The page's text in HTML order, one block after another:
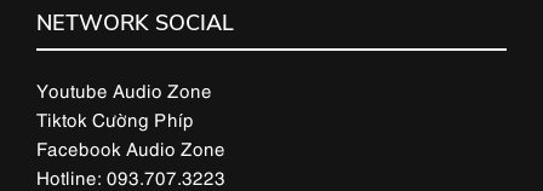
NETWORK SOCIAL
Youtube Audio Zone
Tiktok Cường Phíp
Facebook Audio Zone
Hotline: 093.707.3223